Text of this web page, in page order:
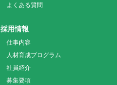
よくある質問
採用情報
仕事内容
人材育成プログラム
社員紹介
募集要項